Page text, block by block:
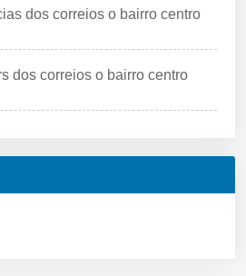
dos correios o bairro centro
dos correios o bairro centro